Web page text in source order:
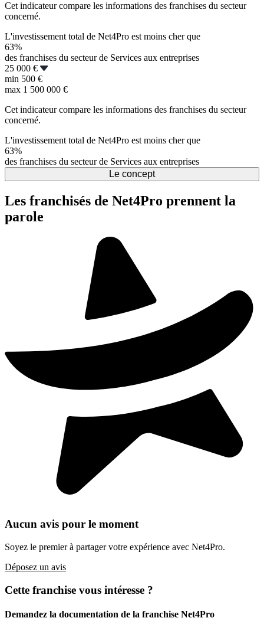
Cet indicateur compare les informations des franchises du secteur
concerné.
L'investissement total de Net4Pro est moins cher que
63%
des franchises du secteur de Services aux entreprises
25 000 €
min 500 €
max 1 500 000 €
Cet indicateur compare les informations des franchises du secteur
concerné.
L'investissement total de Net4Pro est moins cher que
63%
des franchises du secteur de Services aux entreprises
Le concept
Les franchisés de Net4Pro prennent la
parole
Aucun avis pour le moment
Soyez le premier à partager votre expérience avec Net4Pro.
Déposez un avis
Cette franchise vous intéresse ?
Demandez la documentation de la franchise Net4Pro